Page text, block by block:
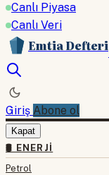
Canlı Piyasa
Canlı Veri
Emtia Defteri
Giriş Abone ol
Kapat
🛢 ENERJI
Petrol